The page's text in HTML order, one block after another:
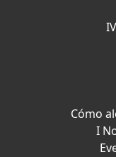
Cómo
I